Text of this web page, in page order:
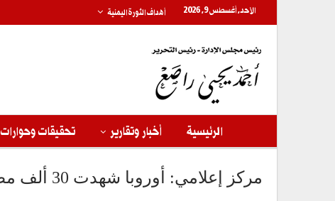
الأحد, أغسطس 9, 2026 أهداف الثورة اليمنية
الرئيسية أخبار وتقارير تحقيقات وحوارات
مركز إعلامي: أوروبا شهدت 30 ألف مظاهرة دعما لغزة خلال 470 يوما